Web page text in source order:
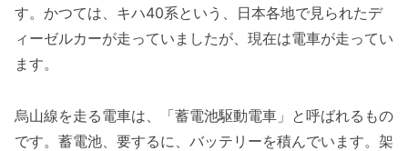
す。かつては、キハ40系という、日本各地で見られたデ
ィーゼルカーが走っていましたが、現在は電車が走ってい
ます。
烏山線を走る電車は、「蓄電池駆動電車」と呼ばれるもの
です。蓄電池、要するに、バッテリーを積んでいます。架